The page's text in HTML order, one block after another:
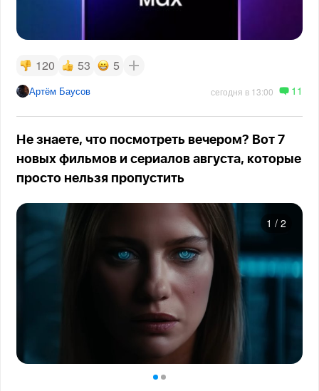
120 53 5
Артём Баусов сегодня в 13:00 11
Не знаете, что посмотреть вечером? Вот 7
новых фильмов и сериалов августа, которые
просто нельзя пропустить
1 / 2